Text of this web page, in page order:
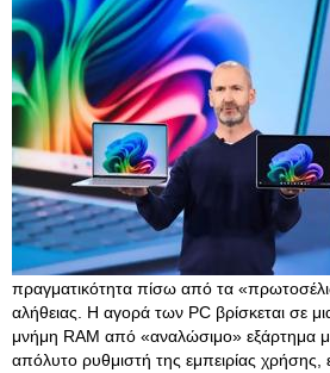
πραγματικότητα πίσω από τα
αλήθειας. Η αγορά των PC βρίσκεται σε
μνήμη RAM από «αναλώσιμο» εξάρτημα
απόλυτο ρυθμιστή της εμπειρίας χρήσης,